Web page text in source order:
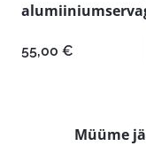
55,00 €
Müüme